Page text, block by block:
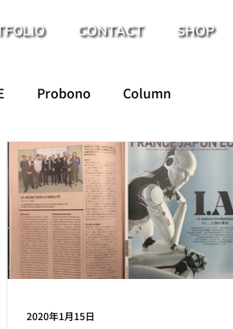
CONTACT SHOP
Probono Column
2020年1月15日